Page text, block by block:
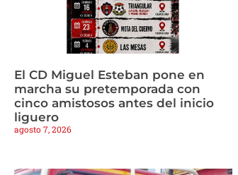
El CD Miguel Esteban pone en
marcha su pretemporada con
cinco amistosos antes del inicio
liguero
agosto 7, 2026